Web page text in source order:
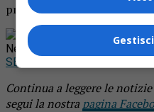
prevedere una data per
Rimani
News!
SEGUICI
Continua a leggere le
segui la nostra pagina